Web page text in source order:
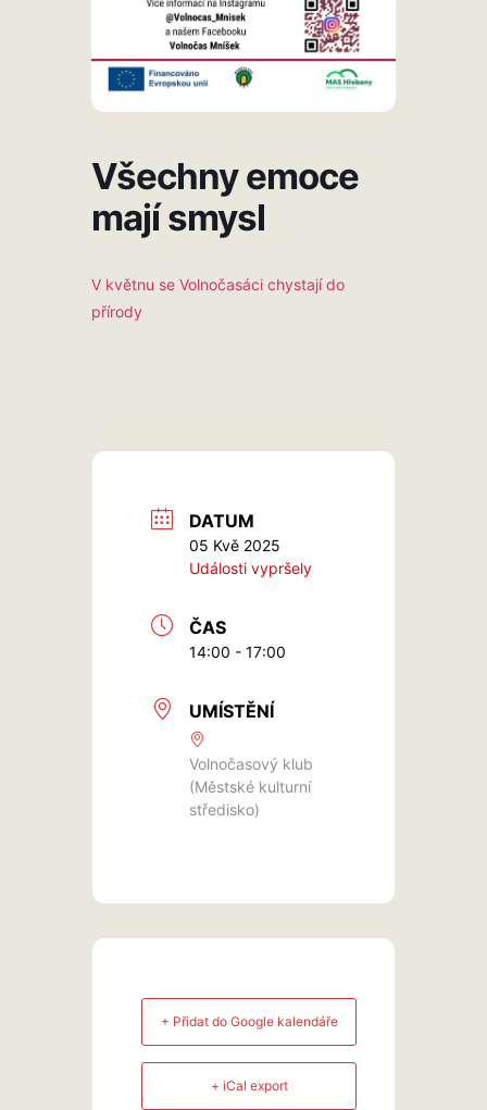
Všechny emoce
mají smysl
V květnu se Volnočasáci chystají do
přírody
DATUM
05 Kvě 2025
Události vypršely
ČAS
14:00 - 17:00
UMÍSTĚNÍ
Volnočasový klub
(Městské kulturní
středisko)
+ Přidat do Google kalendáře
+ iCal export